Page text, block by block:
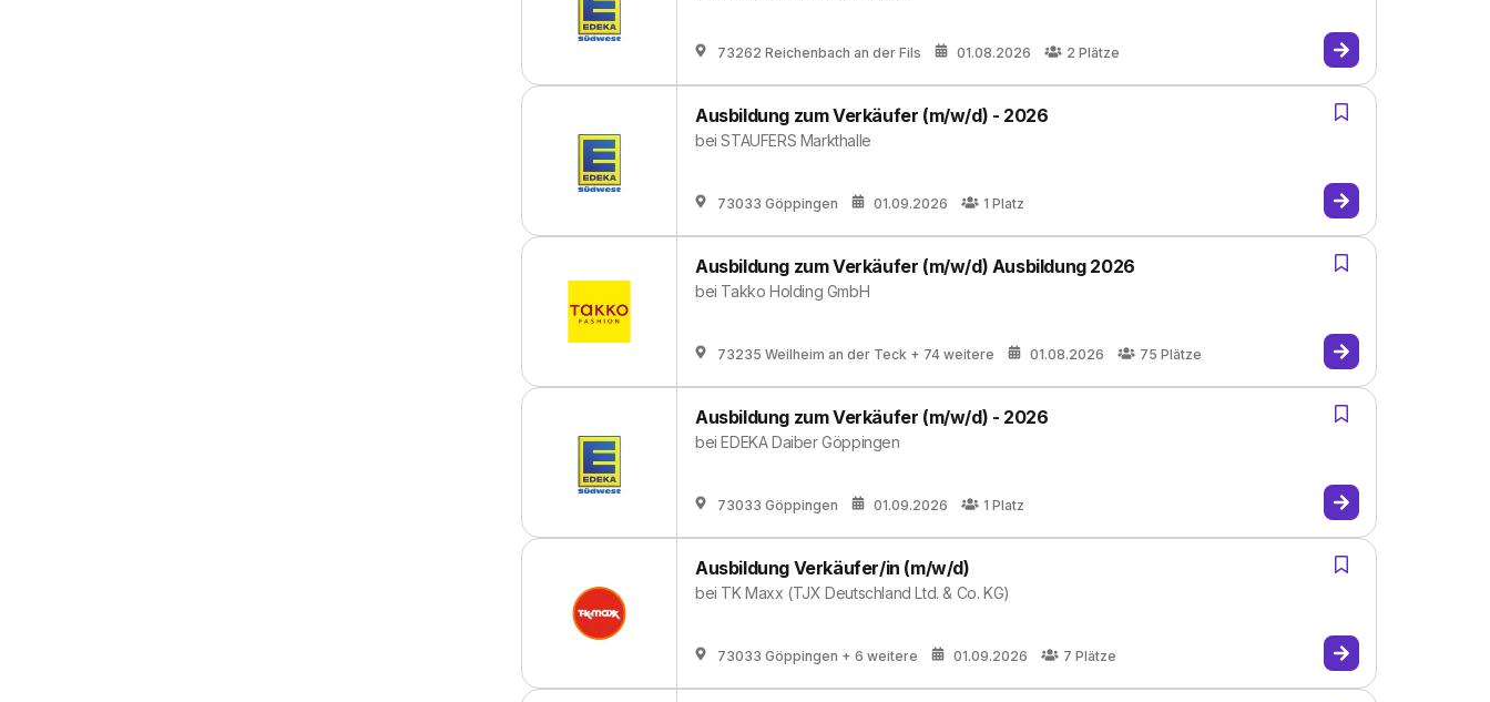
73262 Reichenbach an der Fils 01.08.2026 2 Plätze
Ausbildung zum Verkäufer (m/w/d) - 2026
beiSTAUFERS Markthalle
73033 Göppingen 01.09.2026 1 Platz
Ausbildung zum Verkäufer (m/w/d) Ausbildung 2026
bei Takko Holding GmbH
73235 Weilheim an der Teck + 74 weitere 01.08.2026 75 Plätze
Ausbildung zum Verkäufer (m/w/d) - 2026
beiEDEKA Daiber Göppingen
73033 Göppingen 01.09.2026 1 Platz
Ausbildung Verkäufer/in (m/w/d)
bei TK Maxx (TJX Deutschland Ltd. & Co. KG)
73033 Göppingen + 6 weitere 01.09.2026 7 Plätze